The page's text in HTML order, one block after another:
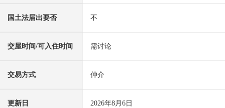
国土法届出要否 不
交屋时间/可入住时间 需讨论
交易方式 仲介
更新日 2026年8月6日